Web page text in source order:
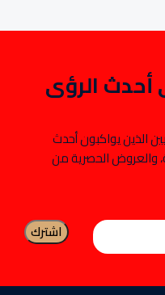
الرؤى
من المهنيين الذين يواكبون أحدث
والعروض الحصرية من